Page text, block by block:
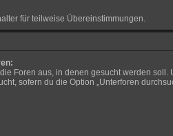
für teilweise Übereinstimmungen.
Foren aus, in denen gesucht werden soll.
sofern du die Option „Unterforen